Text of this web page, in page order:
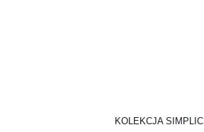
KOLEKCJA SIMPLIC